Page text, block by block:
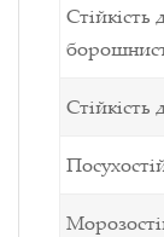
Стійкість
Стійкість